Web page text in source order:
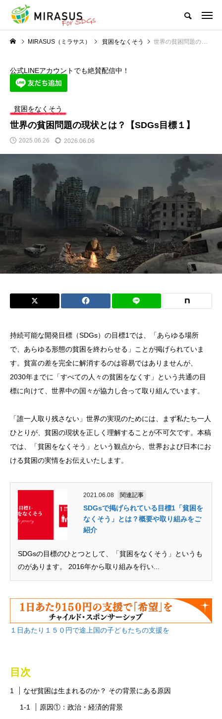
MIRASUS（ミラサス） 貧困をなくそう 世界の貧困問題の現状とは？【SDGs目標１】
公式LINEアカウントでも絶賛配信中！
貧困をなくそう
世界の貧困問題の現状とは？【SDGs目標１】
2025.06.26 2026.06.06
持続可能な開発目標（SDGs）の目標1では、「あらゆる場所
で、あらゆる形態の貧困を終わらせる」ことが掲げられていま
す。貧富の差を完全に解消するのは容易ではありませんが、
2030年までに「すべての人々の貧困をなくす」という共通の目
標に向けて、世界中の国々が協力し合って取り組んでいます。
「誰一人取り残さない」世界の実現のためには、まず私たち一人
ひとりが、貧困の現状を正しく理解することが不可欠です。本稿
では、「貧困をなくそう」という観点から、世界および日本にお
ける貧困の実情をお伝えいたします。
2021.06.08 関連記事
SDGsで掲げられている目標1「貧困を
なくそう」とは？概要や取り組みをご
紹介
SDGsの目標のひとつとして、「貧困をなくそう」というも
のがあります。 2016年から取り組みを行い...
１日あたり１５０円で途上国の子どもたちの支援を
目次
なぜ貧困は生まれるのか？ その背景にある原因
原因①：政治・経済的背景